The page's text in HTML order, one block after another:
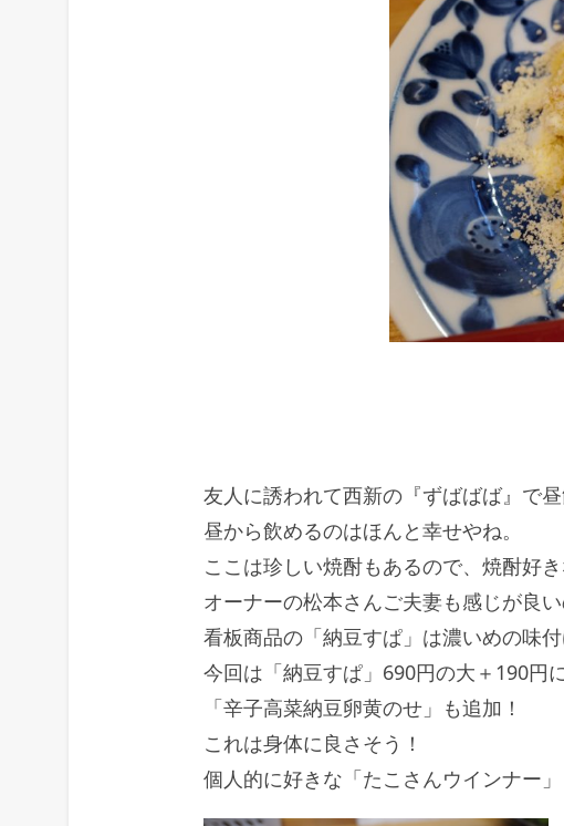
友人に誘われて西新の『ずばばば』で昼
昼から飲めるのはほんと幸せやね。
ここは珍しい焼酎もあるので、焼酎好き
オーナーの松本さんご夫妻も感じが良い
看板商品の「納豆すぱ」は濃いめの味
今回は「納豆すぱ」690円の大＋190円
「辛子高菜納豆卵黄のせ」も追加！
これは身体に良さそう！
個人的に好きな「たこさんウインナー」